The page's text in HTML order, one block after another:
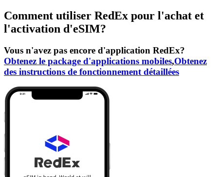
Comment utiliser RedEx pour l'achat et
l'activation d'eSIM?
Vous n'avez pas encore d'application RedEx?
Obtenez le package d'applications mobiles,Obtenez
des instructions de fonctionnement détaillées